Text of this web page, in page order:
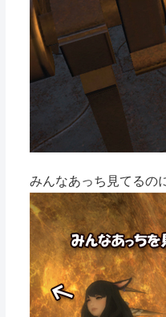
みんなあっち見てるの